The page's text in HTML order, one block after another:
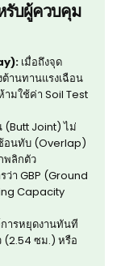
รับผู้ควบคุม
เมื่อถึงจุด
านทานแรงเฉือน
ามใช้ค่า Soil Test
(Butt Joint) ไม่
ซ้อนทับ (Overlap)
พลิกตัว
ว่า GBP (Ground
Capacity
ารหยุดงานทันที
(2.54 ซม.) หรือ